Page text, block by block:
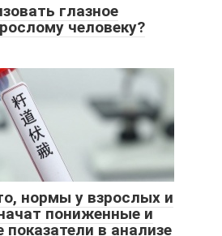
глазное
человеку?
нормы у взрослых и
пониженные и
в анализе